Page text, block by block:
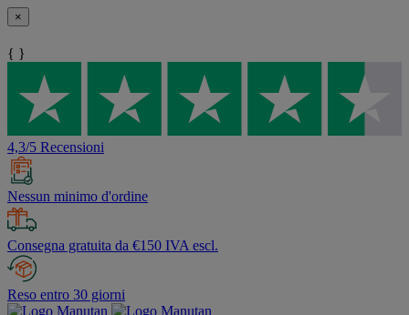
×
{ }
4,3/5 Recensioni
Nessun minimo d'ordine
Consegna gratuita da €150 IVA escl.
Reso entro 30 giorni